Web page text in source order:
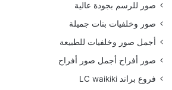
صور للرسم بجودة عالية
صور وخلفيات بنات جميلة
أجمل صور وخلفيات للطبيعة
صور أفراح أجمل صور أفراح
فروع براند LC waikiki